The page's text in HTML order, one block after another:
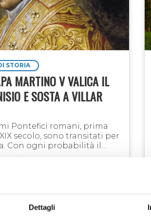
Dettagli
STORIA
MARTINO V VALICA IL
E SOSTA A VILLAR
Pontefici romani, prima
secolo, sono transitati per
Con ogni probabilità il
X diretto a Lione